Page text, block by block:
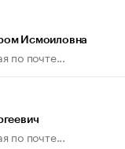
Исмоиловна
по почте...
по почте...